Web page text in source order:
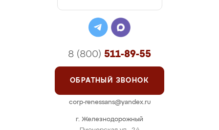
г. Железнодорожный
8 (800) 511-89-55
ОБРАТНЫЙ ЗВОНОК
corp-renessans@yandex.ru